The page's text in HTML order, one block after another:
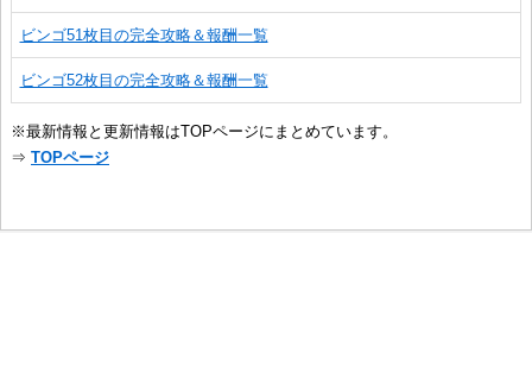
ビンゴ51枚目の完全攻略＆報酬一覧
ビンゴ52枚目の完全攻略＆報酬一覧
※最新情報と更新情報はTOPページにまとめています。
⇒ TOPページ